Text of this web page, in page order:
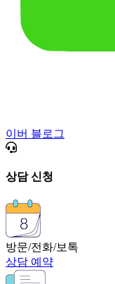
이버 블로그
상담 신청
방문/전화/보톡
상담 예약